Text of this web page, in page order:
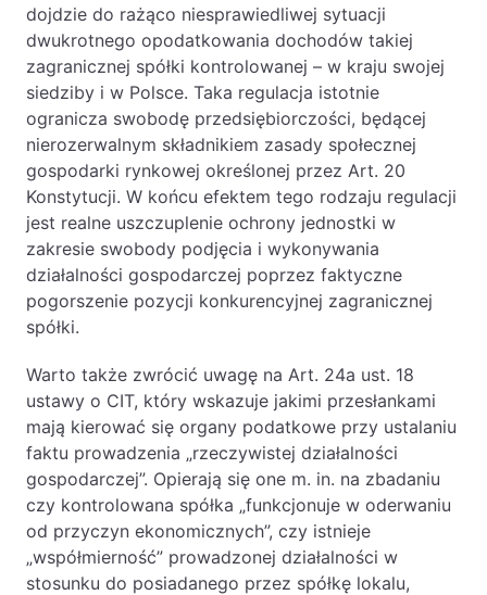
dojdzie do rażąco niesprawiedliwej sytuacji
dwukrotnego opodatkowania dochodów takiej
zagranicznej spółki kontrolowanej – w kraju swojej
siedziby i w Polsce. Taka regulacja istotnie
ogranicza swobodę przedsiębiorczości, będącej
nierozerwalnym składnikiem zasady społecznej
gospodarki rynkowej określonej przez Art. 20
Konstytucji. W końcu efektem tego rodzaju regulacji
jest realne uszczuplenie ochrony jednostki w
zakresie swobody podjęcia i wykonywania
działalności gospodarczej poprzez faktyczne
pogorszenie pozycji konkurencyjnej zagranicznej
spółki.
Warto także zwrócić uwagę na Art. 24a ust. 18
ustawy o CIT, który wskazuje jakimi przesłankami
mają kierować się organy podatkowe przy ustalaniu
faktu prowadzenia „rzeczywistej działalności
gospodarczej”. Opierają się one m. in. na zbadaniu
czy kontrolowana spółka „funkcjonuje w oderwaniu
od przyczyn ekonomicznych”, czy istnieje
„współmierność” prowadzonej działalności w
stosunku do posiadanego przez spółkę lokalu,